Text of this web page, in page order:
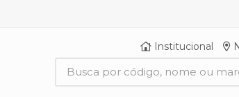
Institucional